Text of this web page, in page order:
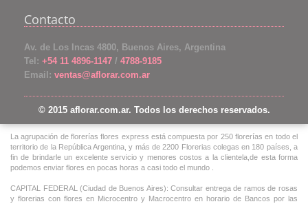
Contacto
Av. de Los Incas 4800, Buenos Aires, Argentina
Tel: +54 11 4896-1147 / 4788-9185
Email: ventas@aflorar.com.ar
© 2015 aflorar.com.ar. Todos los derechos reservados.
La agrupación de florerías flores express está compuesta por 250 florerías en todo el
territorio de la República Argentina, y más de 2200 Florerias colegas en 180 países, a
fin de brindarle un excelente servicio y menores costos a la clientela,de esta forma
podemos enviar flores en pocas horas a casi todo el mundo .
CAPITAL FEDERAL (Ciudad de Buenos Aires): Consultar entrega de ramos de rosas
y florerias con flores en Microcentro y Macrocentro en horario de Bancos por las